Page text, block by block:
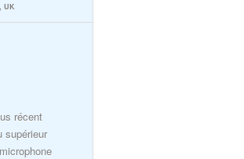
UK
récent
supérieur